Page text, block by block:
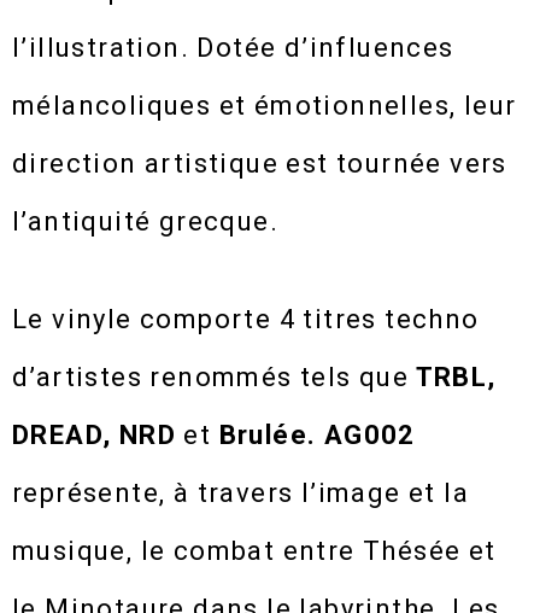
l’illustration. Dotée d’influences
mélancoliques et émotionnelles, leur
direction artistique est tournée vers
l’antiquité grecque.
Le vinyle comporte 4 titres techno
d’artistes renommés tels que TRBL,
DREAD, NRD et Brulée. AG002
représente, à travers l’image et la
musique, le combat entre Thésée et